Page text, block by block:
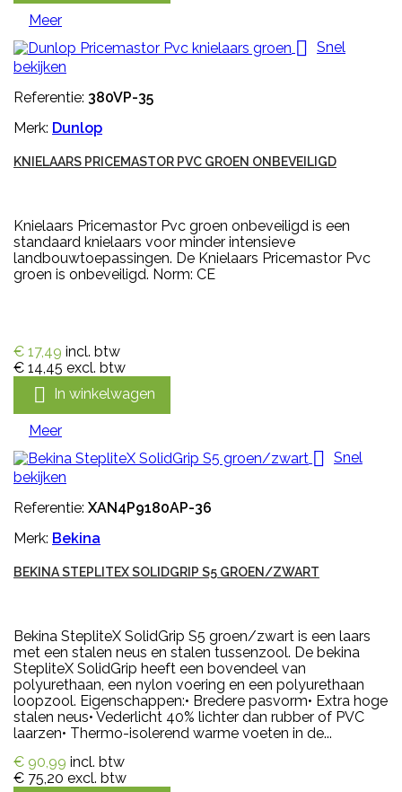
Meer

Snel
bekijken
Referentie: 380VP-35
Merk: Dunlop
KNIELAARS PRICEMASTOR PVC GROEN ONBEVEILIGD
Knielaars Pricemastor Pvc groen onbeveiligd is een
standaard knielaars voor minder intensieve
landbouwtoepassingen. De Knielaars Pricemastor Pvc
groen is onbeveiligd. Norm: CE
€ 17,49 incl. btw
€ 14,45 excl. btw
 In winkelwagen
Meer

Snel
bekijken
Referentie: XAN4P9180AP-36
Merk: Bekina
BEKINA STEPLITEX SOLIDGRIP S5 GROEN/ZWART
Bekina StepliteX SolidGrip S5 groen/zwart is een laars
met een stalen neus en stalen tussenzool. De bekina
StepliteX SolidGrip heeft een bovendeel van
polyurethaan, een nylon voering en een polyurethaan
loopzool. Eigenschappen:• Bredere pasvorm• Extra hoge
stalen neus• Vederlicht 40% lichter dan rubber of PVC
laarzen• Thermo-isolerend warme voeten in de...
€ 90,99 incl. btw
€ 75,20 excl. btw